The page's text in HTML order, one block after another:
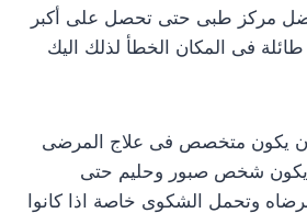
مركز طبى حتى تحصل على أكبر
طائلة فى المكان الخطأ لذلك اليك
يكون متخصص فى علاج المرضى
يكون شخص صبور وحليم حتى
وتحمل الشكوى خاصة اذا كانوا